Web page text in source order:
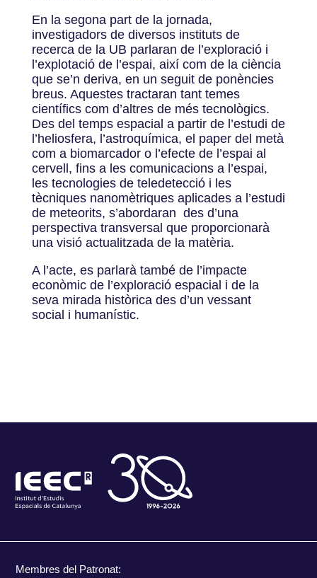
En la segona part de la jornada,
investigadors de diversos instituts de
recerca de la UB parlaran de l’exploració i
l’explotació de l’espai, així com de la ciència
que se’n deriva, en un seguit de ponències
breus. Aquestes tractaran tant temes
científics com d’altres de més tecnològics.
Des del temps espacial a partir de l’estudi de
l’heliosfera, l’astroquímica, el paper del metà
com a biomarcador o l’efecte de l’espai al
cervell, fins a les comunicacions a l’espai,
les tecnologies de teledetecció i les
tècniques nanomètriques aplicades a l’estudi
de meteorits, s’abordaran des d’una
perspectiva transversal que proporcionarà
una visió actualitzada de la matèria.
A l’acte, es parlarà també de l’impacte
econòmic de l’exploració espacial i de la
seva mirada històrica des d’un vessant
social i humanístic.
Membres del Patronat: